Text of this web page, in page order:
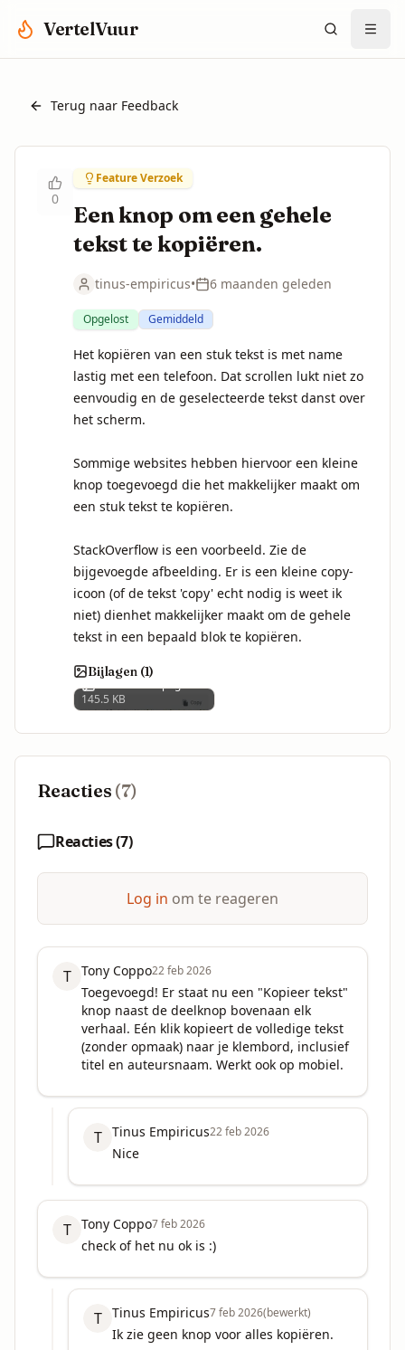
VertelVuur
Terug naar Feedback
0
Feature Verzoek
Een knop om een gehele
tekst te kopiëren.
tinus-empiricus• 6 maanden geleden
Opgelost Gemiddeld
Het kopiëren van een stuk tekst is met name
lastig met een telefoon. Dat scrollen lukt niet zo
eenvoudig en de geselecteerde tekst danst over
het scherm.
Sommige websites hebben hiervoor een kleine
knop toegevoegd die het makkelijker maakt om
een stuk tekst te kopiëren.
StackOverflow is een voorbeeld. Zie de
bijgevoegde afbeelding. Er is een kleine copy-
icoon (of de tekst 'copy' echt nodig is weet ik
niet) dienhet makkelijker maakt om de gehele
tekst in een bepaald blok te kopiëren.
Bijlagen (1)
1000013363.png
145.5 KB
Reacties (7)
Reacties (7)
Log in om te reageren
T Tony Coppo22 feb 2026
Toegevoegd! Er staat nu een "Kopieer tekst"
knop naast de deelknop bovenaan elk
verhaal. Eén klik kopieert de volledige tekst
(zonder opmaak) naar je klembord, inclusief
titel en auteursnaam. Werkt ook op mobiel.
T Tinus Empiricus22 feb 2026
Nice
T Tony Coppo7 feb 2026
check of het nu ok is :)
T Tinus Empiricus7 feb 2026(bewerkt)
Ik zie geen knop voor alles kopiëren.